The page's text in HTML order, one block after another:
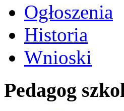
Ogłoszenia
Historia
Wnioski
Pedagog